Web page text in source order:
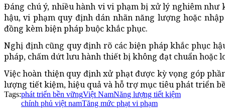
Đáng chú ý, nhiều hành vi vi phạm bị xử lý nghiêm
hậu, vi phạm quy định dán nhãn năng lượng hoặc
đồng kèm biện pháp buộc khắc phục.
Nghị định cũng quy định rõ các biện pháp khắc phục
pháp, chấm dứt lưu hành thiết bị không đạt chuẩn hoặc
Việc hoàn thiện quy định xử phạt được kỳ vọng góp
lượng tiết kiệm, hiệu quả và hỗ trợ mục tiêu phát triển
Tags:phát triển bền vữngViệt NamNăng lượng tiết kiệm
chính phủ việt namTăng mức phạt vi phạm